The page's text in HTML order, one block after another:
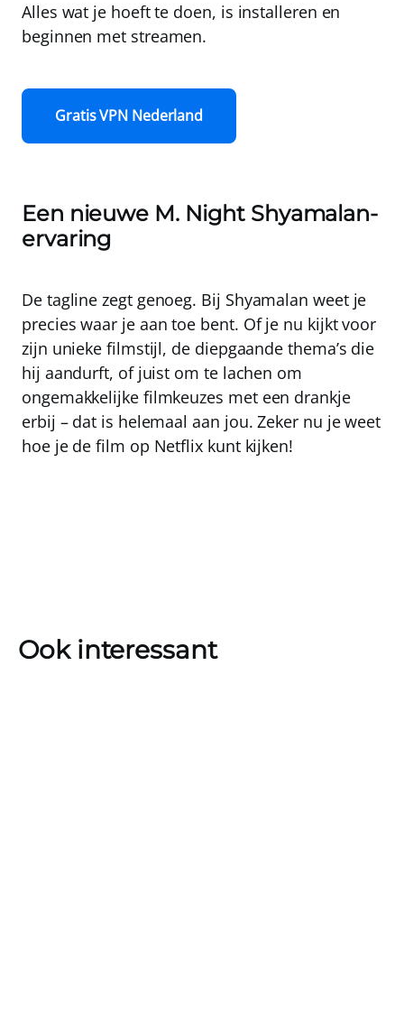
Alles wat je hoeft te doen, is installeren en
beginnen met streamen.
Gratis VPN Nederland
Een nieuwe M. Night Shyamalan-
ervaring
De tagline zegt genoeg. Bij Shyamalan weet je
precies waar je aan toe bent. Of je nu kijkt voor
zijn unieke filmstijl, de diepgaande thema’s die
hij aandurft, of juist om te lachen om
ongemakkelijke filmkeuzes met een drankje
erbij – dat is helemaal aan jou. Zeker nu je weet
hoe je de film op Netflix kunt kijken!
Ook interessant